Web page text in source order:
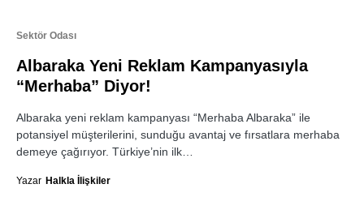
Sektör Odası
Albaraka Yeni Reklam Kampanyasıyla
“Merhaba” Diyor!
Albaraka yeni reklam kampanyası “Merhaba Albaraka” ile
potansiyel müşterilerini, sunduğu avantaj ve fırsatlara merhaba
demeye çağırıyor. Türkiye’nin ilk…
Yazar Halkla İlişkiler